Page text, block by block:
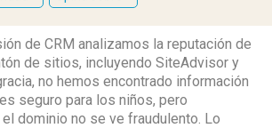
de CRM analizamos la reputación de
de sitios, incluyendo SiteAdvisor y
no hemos encontrado información
seguro para los niños, pero
dominio no se ve fraudulento. Lo